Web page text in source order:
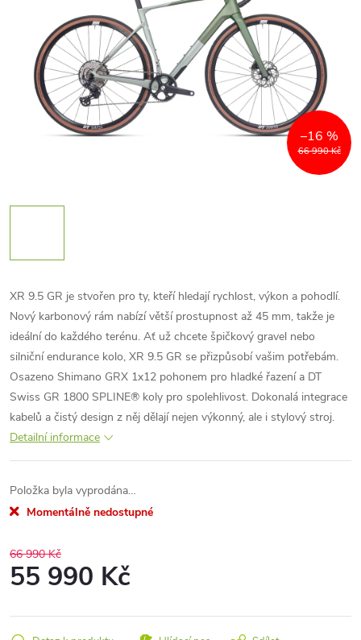
66 990 Kč
–16 %
XR 9.5 GR je stvořen pro ty, kteří hledají rychlost, výkon a pohodlí.
Nový karbonový rám nabízí větší prostupnost až 45 mm, takže je
ideální do každého terénu. Ať už chcete špičkový gravel nebo
silniční endurance kolo, XR 9.5 GR se přizpůsobí vašim potřebám.
Osazeno Shimano GRX 1x12 pohonem pro hladké řazení a DT
Swiss GR 1800 SPLINE® koly pro spolehlivost. Dokonalá integrace
kabelů a čistý design z něj dělají nejen výkonný, ale i stylový stroj.
Detailní informace
Položka byla vyprodána…
Momentálně nedostupné
66 990 Kč
55 990 Kč
cena: